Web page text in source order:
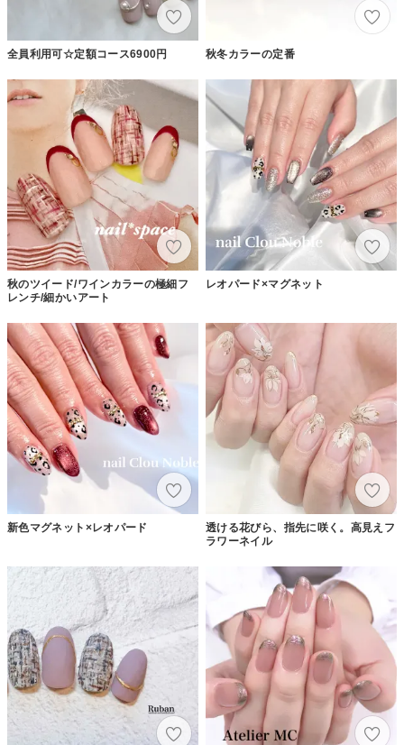
全員利用可☆定額コース6900円 秋冬カラーの定番
秋のツイード/ワインカラーの極細フ
レンチ/細かいアート
レオパード×マグネット
新色マグネット×レオパード
透ける花びら、指先に咲く。高見えフ
ラワーネイル